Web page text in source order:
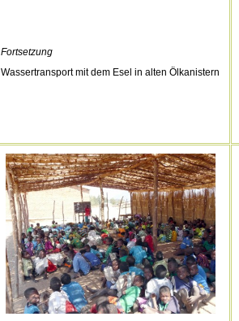
Fortsetzung
Wassertransport mit dem Esel in alten Ölkanistern